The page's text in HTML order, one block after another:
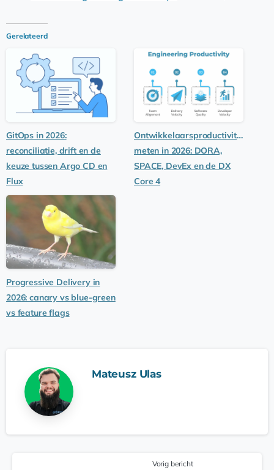
Gerelateerd
GitOps in 2026:
reconciliatie, drift en de
keuze tussen Argo CD en
Flux
Ontwikkelaarsproductiviteit
meten in 2026: DORA,
SPACE, DevEx en de DX
Core 4
Progressive Delivery in
2026: canary vs blue-green
vs feature flags
Mateusz Ulas
Vorig bericht